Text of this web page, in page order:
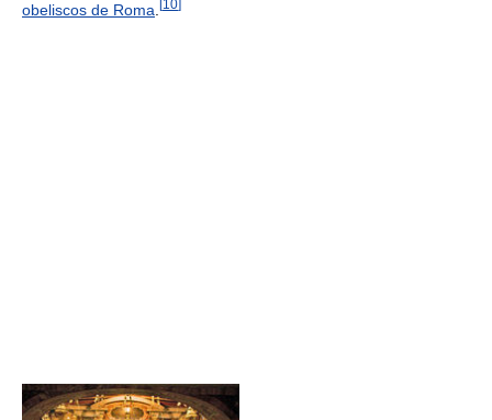
obeliscos de Roma [10]